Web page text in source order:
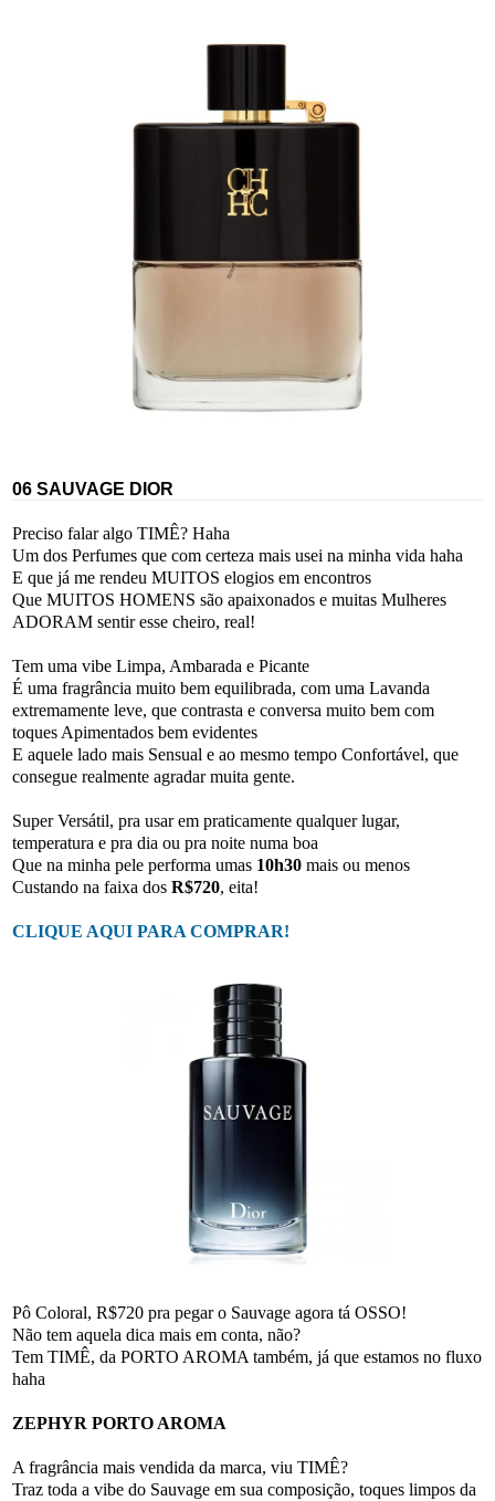
06 SAUVAGE DIOR
Preciso falar algo TIMÊ? Haha
Um dos Perfumes que com certeza mais usei na minha vida haha
E que já me rendeu MUITOS elogios em encontros
Que MUITOS HOMENS são apaixonados e muitas Mulheres
ADORAM sentir esse cheiro, real!
Tem uma vibe Limpa, Ambarada e Picante
É uma fragrância muito bem equilibrada, com uma Lavanda
extremamente leve, que contrasta e conversa muito bem com
toques Apimentados bem evidentes
E aquele lado mais Sensual e ao mesmo tempo Confortável, que
consegue realmente agradar muita gente.
Super Versátil, pra usar em praticamente qualquer lugar,
temperatura e pra dia ou pra noite numa boa
Que na minha pele performa umas 10h30 mais ou menos
Custando na faixa dos R$720, eita!
CLIQUE AQUI PARA COMPRAR!
Pô Coloral, R$720 pra pegar o Sauvage agora tá OSSO!
Não tem aquela dica mais em conta, não?
Tem TIMÊ, da PORTO AROMA também, já que estamos no fluxo
haha
ZEPHYR PORTO AROMA
A fragrância mais vendida da marca, viu TIMÊ?
Traz toda a vibe do Sauvage em sua composição, toques limpos da